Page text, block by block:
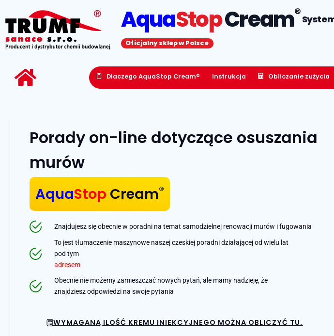
AquaStopCream®
Oficjalny sklep w Polsce
Dlaczego AquaStop Cream® Instrukcja Obliczanie zużycia
Porady on-line dotyczące osuszania
murów
AquaStop Cream®
Znajdujesz się obecnie w poradni na temat samodzielnej renowacji murów i fugowania
To jest tłumaczenie maszynowe naszej czeskiej poradni działającej od wielu lat
pod tym
adresem
Obecnie nie możemy zamieszczać nowych pytań, ale mamy nadzieję, że
znajdziesz odpowiedzi na swoje pytania
WYMAGANĄ ILOŚĆ KREMU INIEKCYJNEGO MOŻNA OBLICZYĆ TU.